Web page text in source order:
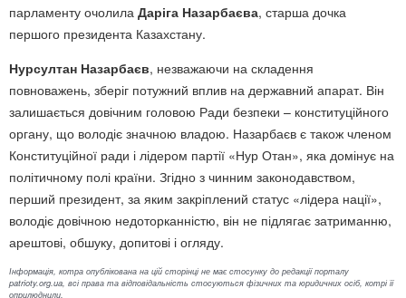
парламенту очолила Даріга Назарбаєва, старша дочка
першого президента Казахстану.
Нурсултан Назарбаєв, незважаючи на складення
повноважень, зберіг потужний вплив на державний апарат. Він
залишається довічним головою Ради безпеки – конституційного
органу, що володіє значною владою. Назарбаєв є також членом
Конституційної ради і лідером партії «Нур Отан», яка домінує на
політичному полі країни. Згідно з чинним законодавством,
перший президент, за яким закріплений статус «лідера нації»,
володіє довічною недоторканністю, він не підлягає затриманню,
арештові, обшуку, допитові і огляду.
Інформація, котра опублікована на цій сторінці не має стосунку до редакції порталу
patrioty.org.ua, всі права та відповідальність стосуються фізичних та юридичних осіб, котрі її
оприлюднили.